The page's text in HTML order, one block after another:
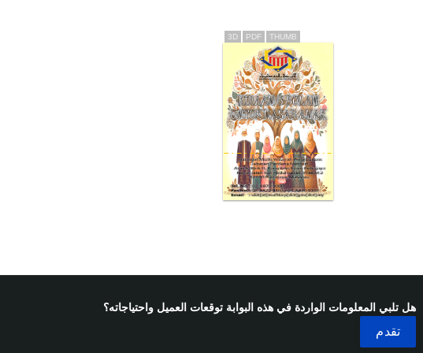
3D PDF THUMB
هل تلبي المعلومات الواردة في هذه البوابة توقعات العميل واحتياجاته؟